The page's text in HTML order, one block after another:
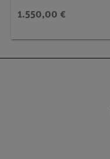
1.550,00 €